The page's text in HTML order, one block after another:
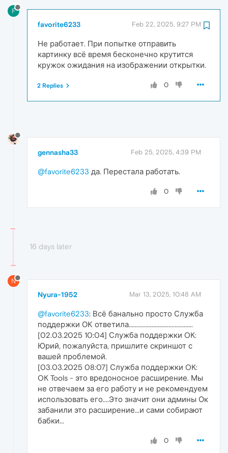
F
favorite6233 Feb 22, 2025, 9:27 PM
Не работает. При попытке отправить
картинку всё время бесконечно крутится
кружок ожидания на изображении открытки.
0
2 Replies
gennasha33 Feb 25, 2025, 4:39 PM
@favorite6233 да. Перестала работать.
0
16 days later
N
Nyura-1952 Mar 13, 2025, 10:48 AM
@favorite6233: Всё банально просто Служба
поддержки ОК ответила..........................................
[02.03.2025 10:04] Служба поддержки OK:
Юрий, пожалуйста, пришлите скриншот с
вашей проблемой.
[03.03.2025 08:07] Служба поддержки OK:
OK Tools - это вредоносное расширение. Мы
не отвечаем за его работу и не рекомендуем
использовать его....Это значит они админы Ок
забанили это расширение...и сами собирают
бабки...
0